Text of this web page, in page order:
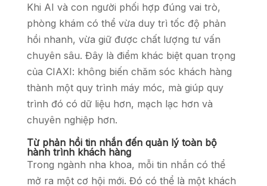
Khi AI và con người phối hợp đúng vai trò,
phòng khám có thể vừa duy trì tốc độ phản
hồi nhanh, vừa giữ được chất lượng tư vấn
chuyên sâu. Đây là điểm khác biệt quan trọng
của CIAXI: không biến chăm sóc khách hàng
thành một quy trình máy móc, mà giúp quy
trình đó có dữ liệu hơn, mạch lạc hơn và
chuyên nghiệp hơn.
Từ phản hồi tin nhắn đến quản lý toàn bộ
hành trình khách hàng
Trong ngành nha khoa, mỗi tin nhắn có thể
mở ra một cơ hội mới. Đó có thể là một khách